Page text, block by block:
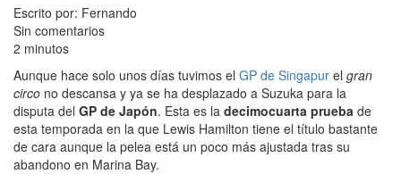
Escrito por: Fernando
Sin comentarios
2 minutos
Aunque hace solo unos días tuvimos el GP de Singapur el gran
circo no descansa y ya se ha desplazado a Suzuka para la
disputa del GP de Japón. Esta es la decimocuarta prueba de
esta temporada en la que Lewis Hamilton tiene el título bastante
de cara aunque la pelea está un poco más ajustada tras su
abandono en Marina Bay.